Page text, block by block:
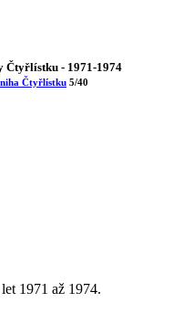
Čtyřlístku - 1971-1974
Čtyřlístku 5/40
1971 až 1974.